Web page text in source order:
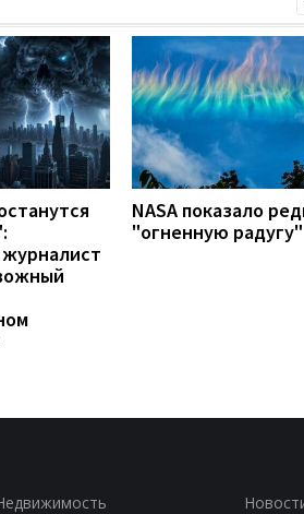
NASA показало
"огненную радугу"